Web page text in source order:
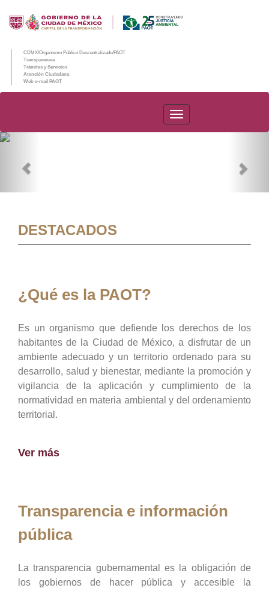
CDMX/Organismo Público Descentralizado/PAOT
Transparencia
Trámites y Servicios
Atención Ciudadana
Web e-mail PAOT
PAOT
DESTACADOS
¿Qué es la PAOT?
Es un organismo que defiende los derechos de los
habitantes de la Ciudad de México, a disfrutar de un
ambiente adecuado y un territorio ordenado para su
desarrollo, salud y bienestar, mediante la promoción y
vigilancia de la aplicación y cumplimiento de la
normatividad en materia ambiental y del ordenamiento
territorial.
Ver más
Transparencia e información
pública
La transparencia gubernamental es la obligación de
los gobiernos de hacer pública y accesible la